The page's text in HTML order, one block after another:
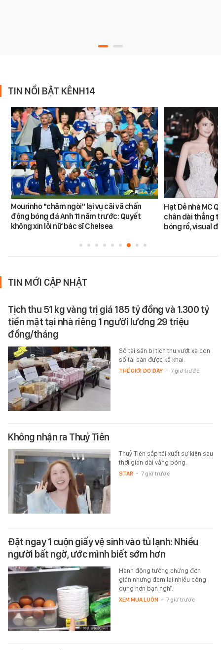
TIN NỔI BẬT KÊNH14
Mourinho "châm ngòi" lại vụ cãi vã chấn
động bóng đá Anh 11 năm trước: Quyết
không xin lỗi nữ bác sĩ Chelsea
Hạt Dẻ nhà MC
chân dài thẳng
bóng rổ, visual
TIN MỚI CẬP NHẬT
Tịch thu 51 kg vàng trị giá 185 tỷ đồng và 1.300 tỷ
tiền mặt tại nhà riêng 1 người lương 29 triệu
đồng/tháng
Số tài sản bị tịch thu vượt xa con
số tài sản được kê khai.
THẾ GIỚI ĐÓ ĐÂY - 7 giờ trước
Không nhận ra Thuỷ Tiên
Thuỷ Tiên sắp tái xuất sự kiện sau
thời gian dài vắng bóng.
STAR - 7 giờ trước
Đặt ngay 1 cuộn giấy vệ sinh vào tủ lạnh: Nhiều
người bất ngờ, ước mình biết sớm hơn
Hành động tưởng chừng đơn
giản nhưng đem lại nhiều công
dụng hơn bạn nghĩ.
XEM MUA LUÔN - 7 giờ trước